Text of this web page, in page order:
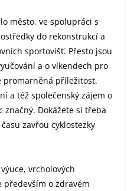
město, ve spolupráci s
do rekonstrukcí a
sportovišť. Přesto jsou
a o víkendech pro
promarněná příležitost.
a též společenský zájem o
Dokážete si třeba
zavřou cyklostezky
vrcholových
především o zdravém